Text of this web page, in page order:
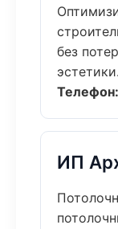
без
Телефон:
ИП